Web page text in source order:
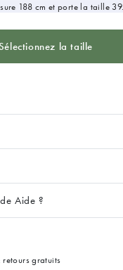
188 cm et porte la taille 39.
la taille
Aide ?
gratuits